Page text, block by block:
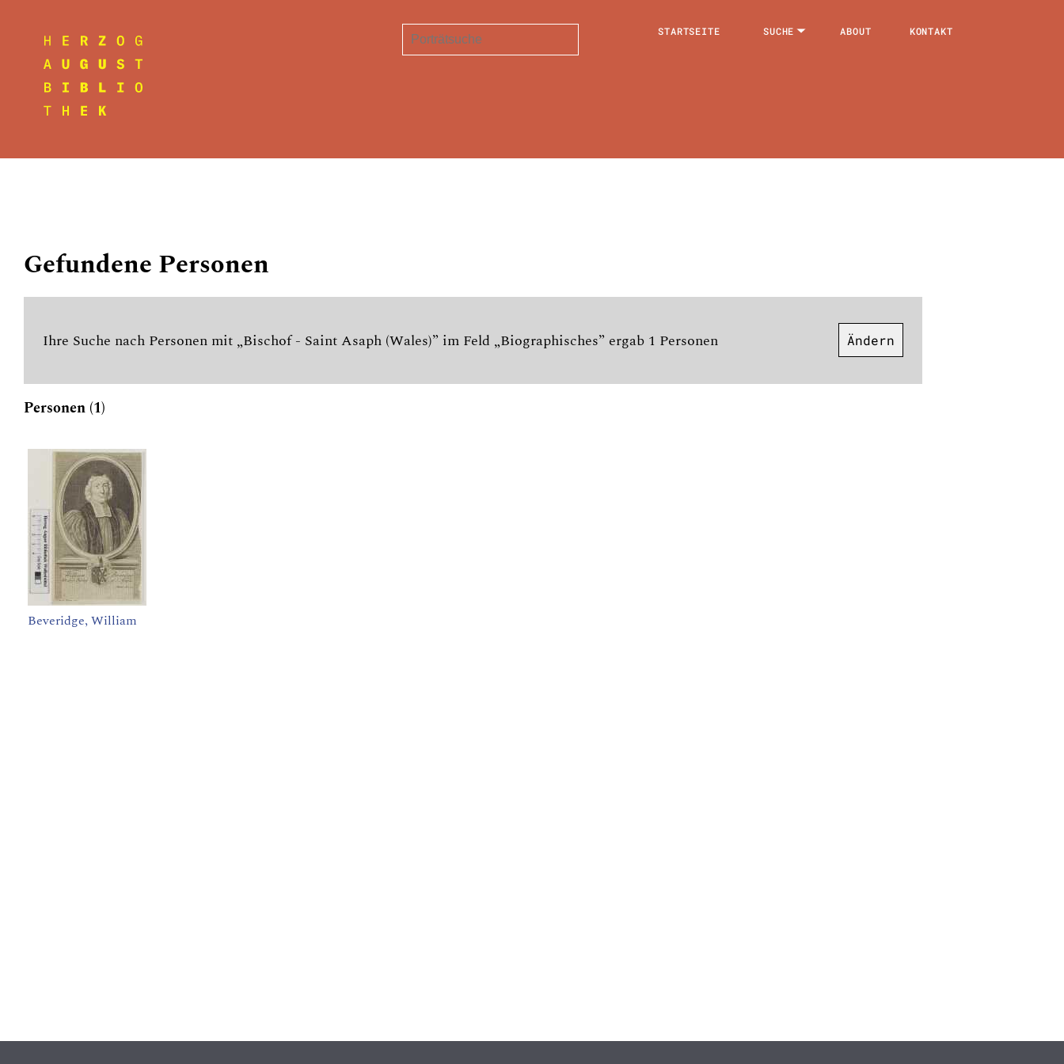
STARTSEITE SUCHE ABOUT KONTAKT
Gefundene Personen
Ihre Suche nach Personen mit „Bischof - Saint Asaph (Wales)” im Feld „Biographisches” ergab 1 Personen Ändern
Personen (1)
Beveridge, William